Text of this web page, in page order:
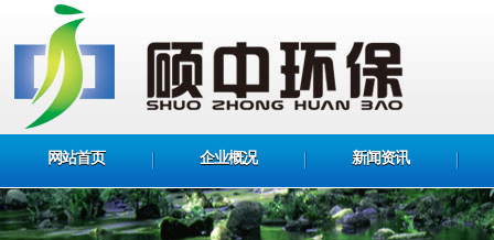
网站首页 企业概况 新闻资讯